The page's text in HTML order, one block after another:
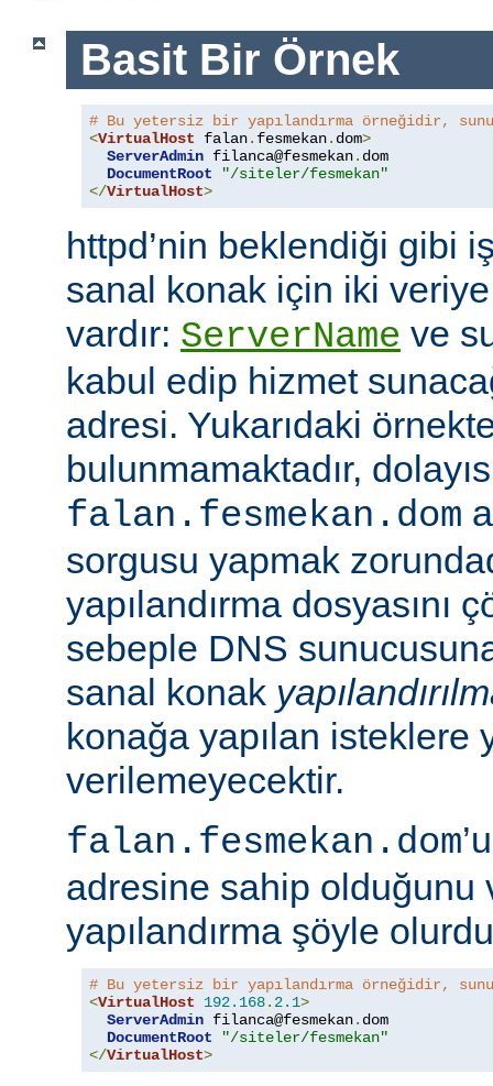
Basit Bir Örnek
# Bu yetersiz bir yapılandırma örneğidir,
<VirtualHost falan. fesmekan. dom>
ServerAdmin filanca@fesmekan. dom
DocumentRoot
"/siteler/fesmekan"
</VirtualHost>
httpd’nin beklendiği gibi
sanal konak için iki
vardır: ServerName ve
kabul edip hizmet
adresi. Yukarıdaki
bulunmamaktadır,
falan.fesmekan.dom
sorgusu yapmak
yapılandırma dosyasını
sebeple DNS
sanal konak
konağa yapılan isteklere
verilemeyecektir.
falan.fesmekan.dom
adresine sahip olduğunu
yapılandırma şöyle
# Bu yetersiz bir yapılandırma örneğidir,
<VirtualHost 192.168. 2.1>
ServerAdmin filanca@fesmekan. dom
DocumentRoot
"/siteler/fesmekan"
</VirtualHost>